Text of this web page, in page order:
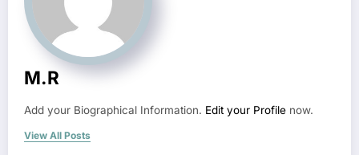
M.R
Add your Biographical Information. Edit your Profile now.
View All Posts